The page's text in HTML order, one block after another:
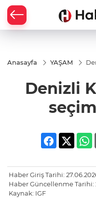
Anasayfa YAŞAM
Denizli
Haber Giriş Tarihi:
Haber Güncellenme Tarihi:
Kaynak: IGF